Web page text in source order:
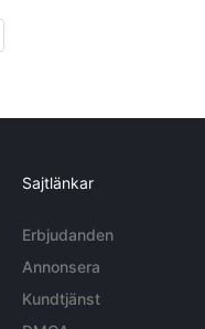
Sajtlänkar
Erbjudanden
Annonsera
Kundtjänst